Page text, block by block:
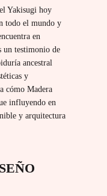
Yakisugi hoy
todo el mundo y
en
un testimonio de
ancestral
y
cómo Madera
influyendo en
y arquitectura